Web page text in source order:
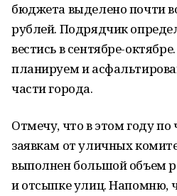
бюджета выделено почти
рублей. Подрядчик
вестись в сентябре-
планируем и
части города.
Отмечу, что в этом году по
заявкам от уличных
выполнен большой объем
и отсыпке улиц. Напомню,